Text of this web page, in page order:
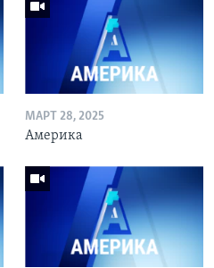
МАРТ 28, 2025
Америка